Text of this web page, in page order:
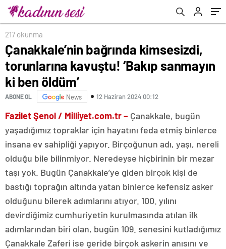
öldüm’
217 okunma
Çanakkale’nin bağrında kimsesizdi,
torunlarına kavuştu! ‘Bakıp sanmayın
ki ben öldüm’
ABONE OL News 12 Haziran 2024 00:12
Fazilet Şenol / Milliyet.com.tr – Çanakkale, bugün
yaşadığımız topraklar için hayatını feda etmiş binlerce
insana ev sahipliği yapıyor. Birçoğunun adı, yaşı, nereli
olduğu bile bilinmiyor. Neredeyse hiçbirinin bir mezar
taşı yok. Bugün Çanakkale’ye giden birçok kişi de
bastığı toprağın altında yatan binlerce kefensiz asker
olduğunu bilerek adımlarını atıyor. 100. yılını
devirdiğimiz cumhuriyetin kurulmasında atılan ilk
adımlarından biri olan, bugün 109. senesini kutladığımız
Çanakkale Zaferi ise geride birçok askerin anısını ve